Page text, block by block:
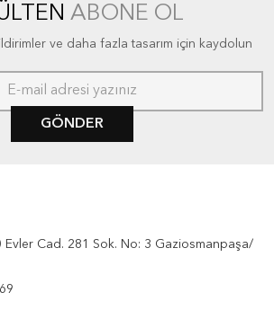
ABONE OL
ve daha fazla tasarım için kaydolun
GÖNDER
Evler Cad. 281 Sok. No: 3 Gaziosmanpaşa/